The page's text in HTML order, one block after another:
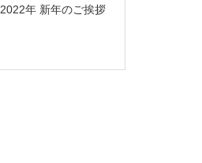
2022年 新年のご挨拶